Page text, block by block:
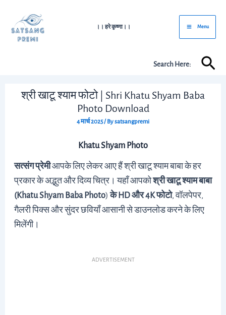
content
।। हरे कृष्णा।।
Main
Menu
Menu
Search Here:
श्री खाटू श्याम फोटो | Shri Khatu Shyam Baba
Photo Download
4 मार्च 2025/ Bysatsangpremi
Khatu Shyam Photo
सत्संग प्रेमीआपके लिए लेकर आए हैं श्री खाटू श्याम बाबा के हर
प्रकार के अद्भुत और दिव्य चित्र। यहाँ आपकोश्री खाटू श्याम बाबा
(Khatu Shyam Baba Photo)के HD और 4K फोटो, वॉलपेपर,
गैलरी पिक्स और सुंदर छवियाँ आसानी से डाउनलोड करने के लिए
मिलेंगी।
ADVERTISEMENT
navigation